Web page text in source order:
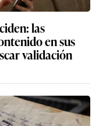
las
en sus
validación